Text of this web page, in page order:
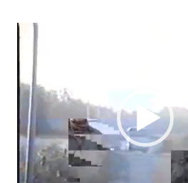
Odtwarzacz
video